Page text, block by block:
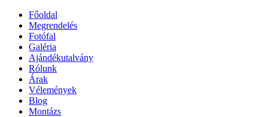
Főoldal
Megrendelés
Fotófal
Galéria
Ajándékutalvány
Rólunk
Árak
Vélemények
Blog
Montázs